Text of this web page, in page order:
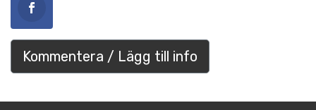
Kommentera / Lägg till info